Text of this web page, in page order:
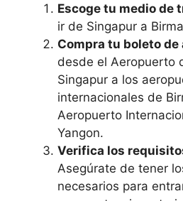
Escoge tu medio de
ir de Singapur a
Compra tu boleto de
desde el Aeropuerto
Singapur a los
internacionales de
Aeropuerto
Yangon.
Verifica los
Asegúrate de tener
necesarios para